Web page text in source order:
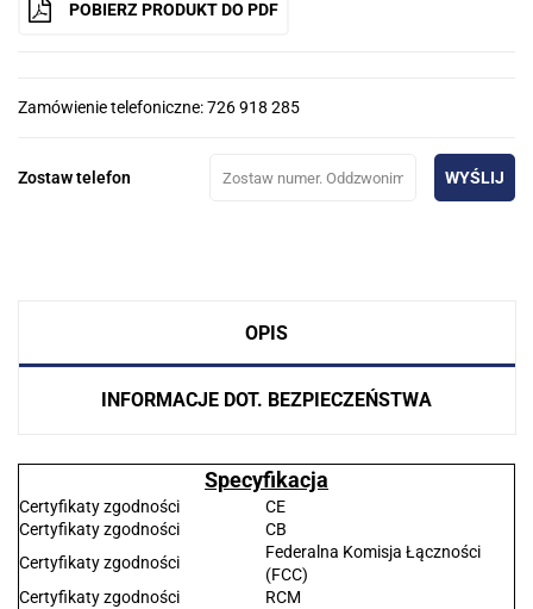
POBIERZ PRODUKT DO PDF
Zamówienie telefoniczne: 726 918 285
Zostaw telefon WYŚLIJ
OPIS
INFORMACJE DOT. BEZPIECZEŃSTWA
Specyfikacja
Certyfikaty zgodności
CE
Certyfikaty zgodności
CB
Certyfikaty zgodności
Federalna Komisja Łączności
(FCC)
Certyfikaty zgodności
RCM